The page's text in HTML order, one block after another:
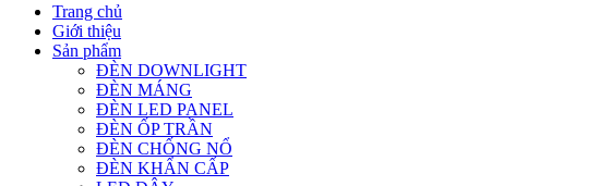
Trang chủ
Giới thiệu
Sản phẩm
ĐÈN DOWNLIGHT
ĐÈN MÁNG
ĐÈN LED PANEL
ĐÈN ỐP TRẦN
ĐÈN CHỐNG NỔ
ĐÈN KHẨN CẤP